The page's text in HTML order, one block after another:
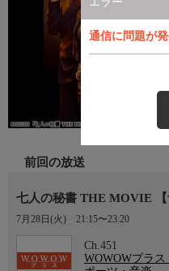
通信に問題が
前回の放送
七人の秘書 THE MOVIE 【
7月28日(火) 21:15〜23:20
Ch.451
WOWOWプラ